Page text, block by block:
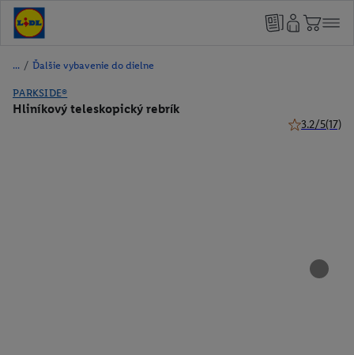
/ Ďalšie vybavenie do dielne
PARKSIDE®
Hliníkový teleskopický rebrík
3.2/5(17)